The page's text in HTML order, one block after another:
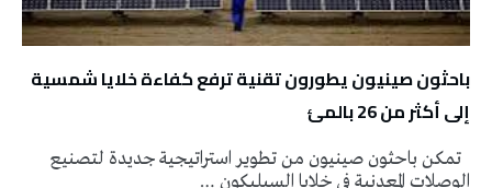
باحثون صينيون يطورون تقنية ترفع كفاءة خلايا شمسية
إلى أكثر من 26 بالمئ
تمكن باحثون صينيون من تطوير استراتيجية جديدة لتصنيع
الوصلات المعدنية في خلايا السيليكون …